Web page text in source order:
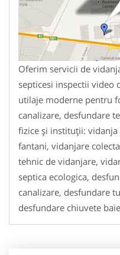
Oferim servicii de
septicesi inspectii video
utilaje moderne pentru
canalizare, desfundare
fizice și instituții:
fantani, vidanjare
tehnic de vidanjare,
septica ecologica,
canalizare, desfundare
desfundare chiuvete